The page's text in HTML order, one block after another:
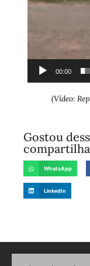
00:00
(Vídeo:
Gostou
WhatsApp
LinkedIn